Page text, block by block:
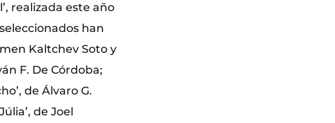
realizada este año
han
Kaltchev Soto y
F. De Córdoba;
de Álvaro G.
de Joel